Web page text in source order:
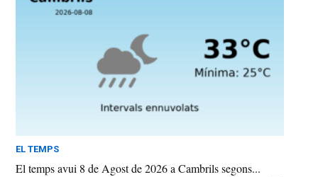
EL TEMPS
El temps avui 8 de Agost de 2026 a Cambrils segons...